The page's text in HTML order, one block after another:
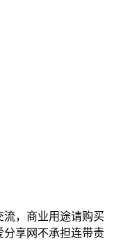
，商业用途请购买
分享网不承担连带责